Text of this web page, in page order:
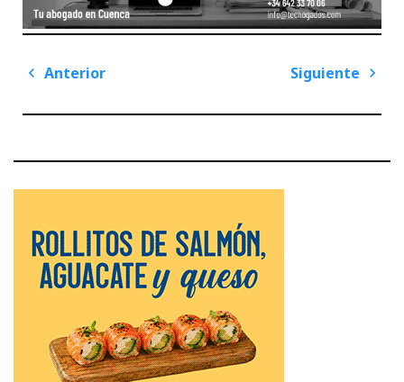
Navegación
entradas
Anterior
Siguiente